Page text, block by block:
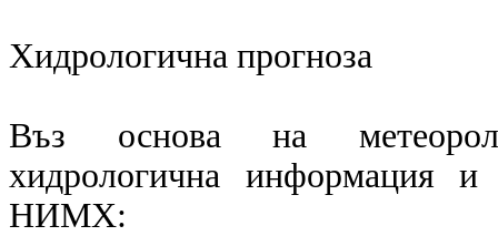
Хидрологична прогноза
Въз основа на
хидрологична информация и
НИМХ: